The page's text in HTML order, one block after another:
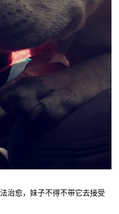
治愈，妹子不得不带它去接受